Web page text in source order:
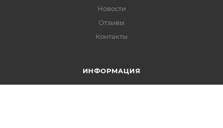
Новости
Отзывы
Контакты
ИНФОРМАЦИЯ